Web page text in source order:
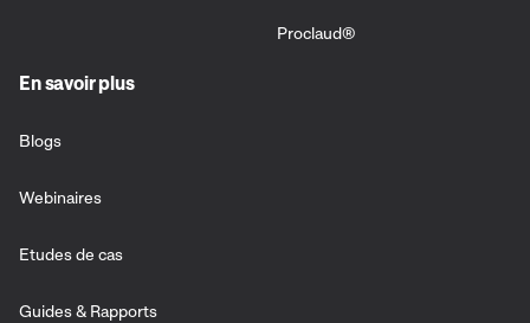
Proclaud®
En savoir plus
Blogs
Webinaires
Etudes de cas
Guides & Rapports